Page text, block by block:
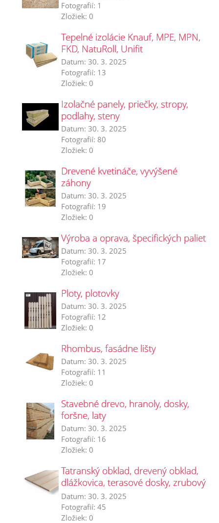
Fotografií: 1
Zložiek: 0
Tepelné izolácie Knauf, MPE, MPN,
FKD, NatuRoll, Unifit
Datum: 30. 3. 2025
Fotografií: 13
Zložiek: 0
Izolačné panely, priečky, stropy,
podlahy, steny
Datum: 30. 3. 2025
Fotografií: 80
Zložiek: 0
Drevené kvetináče, vyvýšené
záhony
Datum: 30. 3. 2025
Fotografií: 19
Zložiek: 0
Výroba a oprava, špecifických paliet
Datum: 30. 3. 2025
Fotografií: 17
Zložiek: 0
Ploty, plotovky
Datum: 30. 3. 2025
Fotografií: 12
Zložiek: 0
Rhombus, fasádne lišty
Datum: 30. 3. 2025
Fotografií: 11
Zložiek: 0
Stavebné drevo, hranoly, dosky,
foršne, laty
Datum: 30. 3. 2025
Fotografií: 16
Zložiek: 0
Tatranský obklad, drevený obklad,
dlážkovica, terasové dosky, zrubový
obklad
Datum: 30. 3. 2025
Fotografií: 45
Zložiek: 0